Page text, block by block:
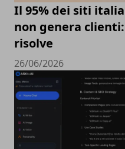
Il 95% dei siti
non genera
risolve
26/06/2026